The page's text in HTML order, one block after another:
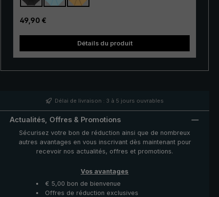
outre idéal comme modèle d'entrée de gamme ou
comme deuxième parapluie. Les baleines en fibres de
verre sont hautement élastiques et donc résistantes au
vent. La poignée souple velours en mousse rigide avec
main optimale même en cas d'humidité. Ce parapluie
un bouton-poussoir. Avec sa pointe extra-stable, ce
averse. Un excellent parapluie avec de multiples
possibilités d'utilisation - le modèle « birdiepal basic »
de la collection birdiepal.
Prix régulier :
49,90 €
Détails du produit
Délai de livraison : 3 à 5 jours ouvrables
Actualités, Offres & Promotions
Sécurisez votre bon de réduction ainsi que de nombreux
autres avantages en vous inscrivant dès maintenant pour
recevoir nos actualités, offres et promotions.
Vos avantages
€ 5,00 bon de bienvenue
Offres de réduction exclusives